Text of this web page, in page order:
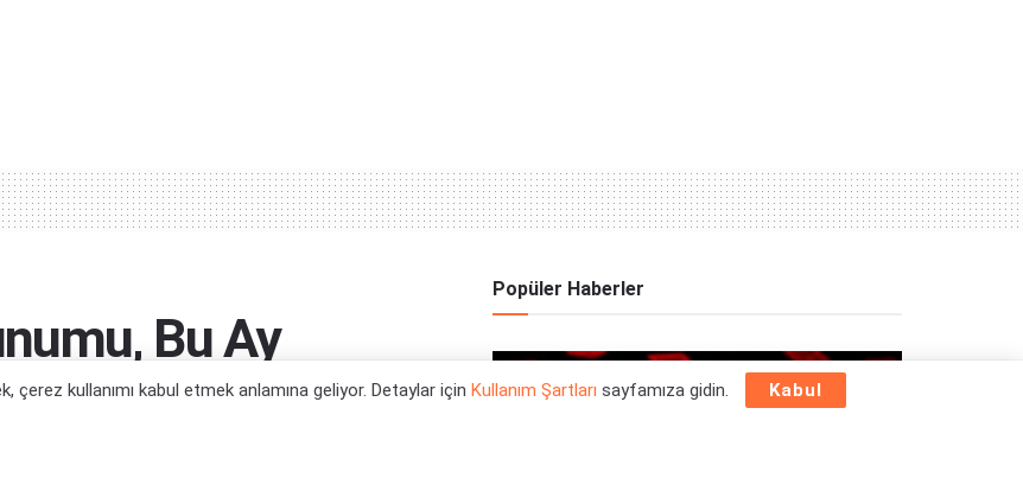
Bu Ay
Popüler Haberler
kullanımı kabul etmek anlamına geliyor. Detaylar için Kullanım Şartları sayfamıza gidin. Kabul